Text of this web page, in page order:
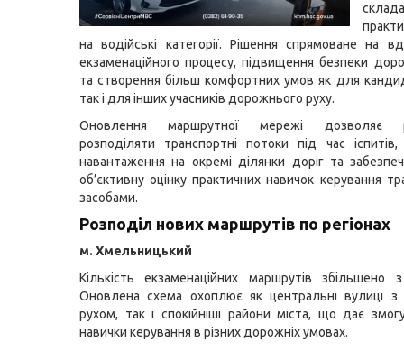
на водійські категорії. Рішення спрямоване на
екзаменаційного процесу, підвищення безпеки
та створення більш комфортних умов як для
так і для інших учасників дорожнього руху.
Оновлення маршрутної мережі дозволяє
розподіляти транспортні потоки під час
навантаження на окремі ділянки доріг та
об’єктивну оцінку практичних навичок керування
засобами.
Розподіл нових маршрутів по регіонах
м. Хмельницький
Кількість екзаменаційних маршрутів
Оновлена схема охоплює як центральні вулиці з
рухом, так і спокійніші райони міста, що дає
навички керування в різних дорожніх умовах.